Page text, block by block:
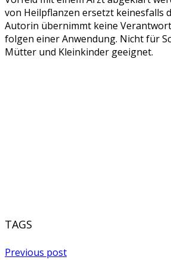
von Heilpflanzen ersetzt keinesfalls
Autorin übernimmt keine
folgen einer Anwendung. Nicht für
Mütter und Kleinkinder geeignet.
TAGS
Previous post